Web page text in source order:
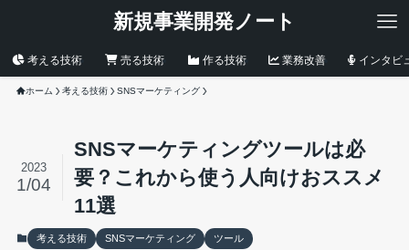
新規事業開発ノート
考える技術 売る技術 作る技術 業務改善 インタビ
ホーム 考える技術 SNSマーケティング
SNSマーケティングツールは必
要？これから使う人向けおススメ
11選
2023
1/04
考える技術 SNSマーケティング ツール